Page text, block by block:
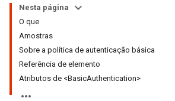
Nesta página
O que
Amostras
Sobre a política de autenticação básica
Referência de elemento
Atributos de <BasicAuthentication>